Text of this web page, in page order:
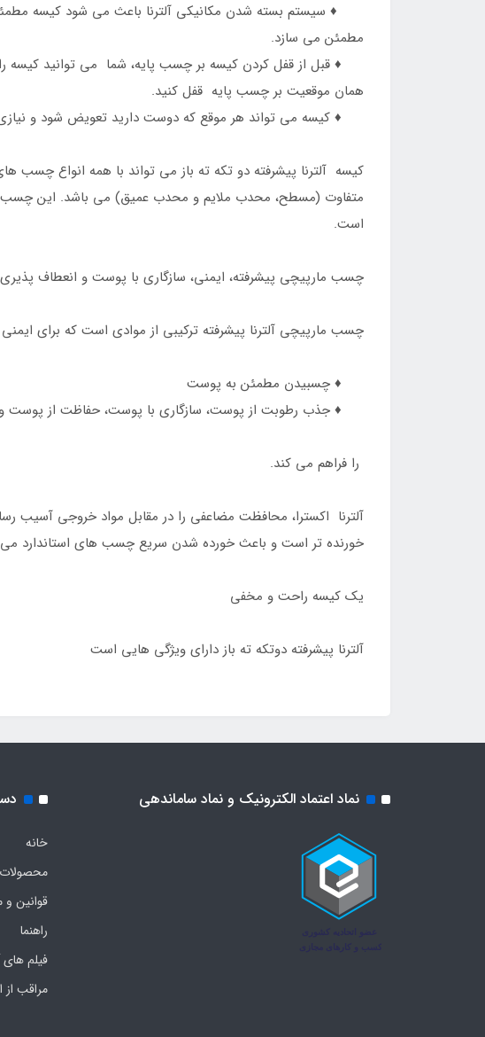
♦️ سیستم بسته شدن مکانیکی آلترنا باعث می شود کیسه
مطمئن می سازد.
♦️ قبل از قفل کردن کیسه بر چسب پایه، شما می توانید کیسه
همان موقعیت بر چسب پایه قفل کنید.
♦️ کیسه می تواند هر موقع که دوست دارید تعویض شود و
کیسه آلترنا پیشرفته دو تکه ته باز می تواند با همه انواع
متفاوت (مسطح، محدب ملایم و محدب عمیق) می باشد. این چسب
است.
چسب مارپیچی پیشرفته، ایمنی، سازگاری با پوست و انعطاف پذیری
چسب مارپیچی آلترنا پیشرفته ترکیبی از موادی است که برای
♦️ چسبیدن مطمئن به پوست
♦️ جذب رطوبت از پوست، سازگاری با پوست، حفاظت از پوست
را فراهم می کند.
آلترنا اکسترا، محافظت مضاعفی را در مقابل مواد خروجی آسیب
خورنده تر است و باعث خورده شدن سریع چسب های استاندارد
یک کیسه راحت و مخفی
آلترنا پیشرفته دوتکه ته باز دارای ویژگی هایی است
نماد اعتماد الکترونیک و نماد ساماندهی
خانه
محصولات
قوانین و
راهنما
فیلم
مراقب از